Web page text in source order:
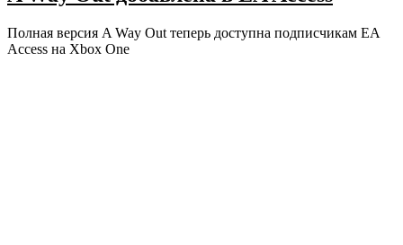
Полная версия A Way Out теперь доступна подписчикам EA
Access на Xbox One